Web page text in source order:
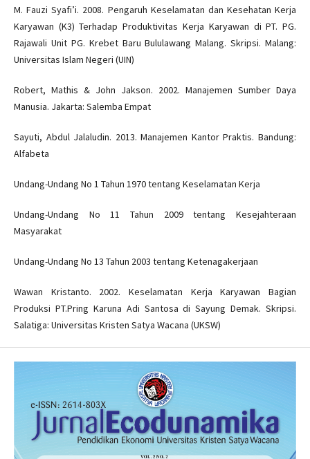
M. Fauzi Syafi’i. 2008. Pengaruh Keselamatan dan Kesehatan Kerja
Karyawan (K3) Terhadap Produktivitas Kerja Karyawan di PT. PG.
Rajawali Unit PG. Krebet Baru Bululawang Malang. Skripsi. Malang:
Universitas Islam Negeri (UIN)
Robert, Mathis & John Jakson. 2002. Manajemen Sumber Daya
Manusia. Jakarta: Salemba Empat
Sayuti, Abdul Jalaludin. 2013. Manajemen Kantor Praktis. Bandung:
Alfabeta
Undang-Undang No 1 Tahun 1970 tentang Keselamatan Kerja
Undang-Undang No 11 Tahun 2009 tentang Kesejahteraan
Masyarakat
Undang-Undang No 13 Tahun 2003 tentang Ketenagakerjaan
Wawan Kristanto. 2002. Keselamatan Kerja Karyawan Bagian
Produksi PT.Pring Karuna Adi Santosa di Sayung Demak. Skripsi.
Salatiga: Universitas Kristen Satya Wacana (UKSW)